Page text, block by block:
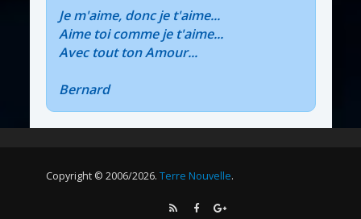
Je m'aime, donc je t'aime...
Aime toi comme je t'aime...
Avec tout ton Amour...
Bernard
Copyright © 2006/2026. Terre Nouvelle.